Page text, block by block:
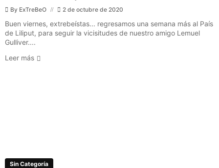
By ExTreBeO 2 de octubre de 2020
Buen viernes, extrebeístas... regresamos una semana más al País
de Liliput, para seguir la vicisitudes de nuestro amigo Lemuel
Gulliver....
Leer más
Sin Categoría